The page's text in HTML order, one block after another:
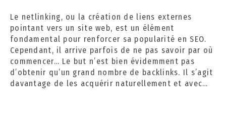
0
2
4
Le netlinking, ou la création de liens externes
pointant vers un site web, est un élément
fondamental pour renforcer sa popularité en SEO.
Cependant, il arrive parfois de ne pas savoir par où
commencer… Le but n’est bien évidemment pas
d’obtenir qu’un grand nombre de backlinks. Il s’agit
davantage de les acquérir naturellement et avec…